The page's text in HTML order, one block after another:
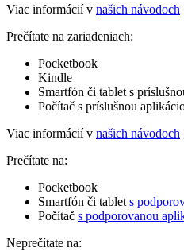
Viac informácií v našich návodoch
Prečítate na zariadeniach:
Pocketbook
Kindle
Smartfón či tablet s
Počítač s príslušnou
Viac informácií v našich návodoch
Prečítate na:
Pocketbook
Smartfón či tablet s
Počítač s podporovanou
Neprečítate na: